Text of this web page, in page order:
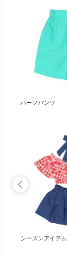
ハーフパンツ
シーズンアイテム